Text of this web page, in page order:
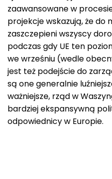
zaawansowane w
projekcje wskazują, że do
zaszczepieni wszyscy
podczas gdy UE ten
we wrześniu (wedle
jest też podejście do
są one generalnie
ważniejsze, rząd w
bardziej ekspansywną
odpowiednicy w Europie.